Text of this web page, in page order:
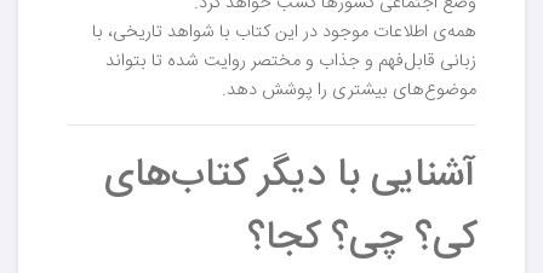
همه‌ی اطلاعات موجود در این کتاب با شواهد تاریخی، با
زبانی قابل‌فهم و جذاب و مختصر روایت شده تا بتواند
موضوع‌های بیشتری را پوشش دهد.
آشنایی با دیگر کتاب‌های
کی؟ چی؟ کجا؟